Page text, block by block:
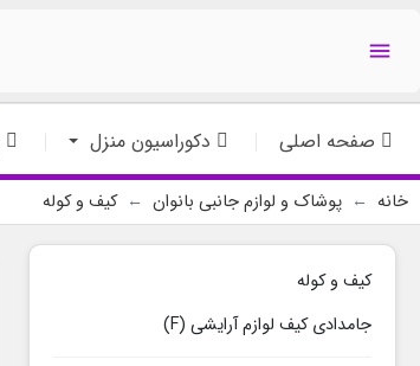

صفحه اصلی دکوراسیون منزل
خانه پوشاک و لوازم جانبی بانوان کیف و کوله
کیف و کوله
جامدادی کیف لوازم آرایشی (F)